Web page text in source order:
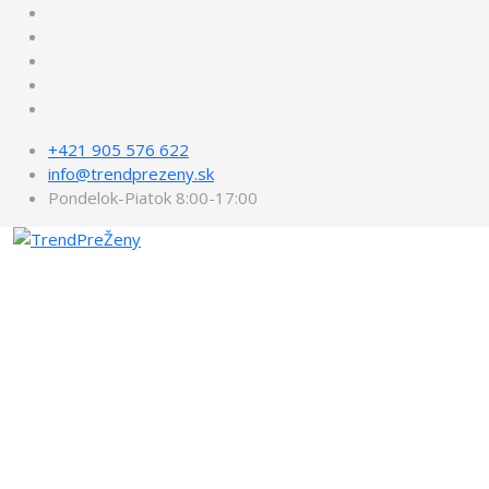
+421 905 576 622
info@trendprezeny.sk
Pondelok-Piatok 8:00-17:00